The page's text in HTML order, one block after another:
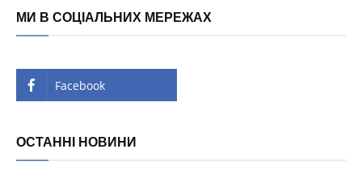
МИ В СОЦІАЛЬНИХ МЕРЕЖАХ
Facebook
ОСТАННІ НОВИНИ